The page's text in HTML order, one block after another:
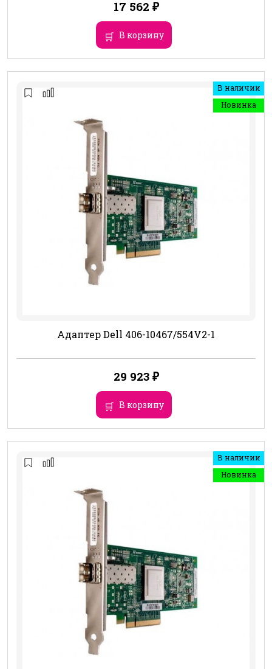
17 562 ₽
В корзину
В наличии
Новинка
Адаптер Dell 406-10467/554V2-1
29 923 ₽
В корзину
В наличии
Новинка